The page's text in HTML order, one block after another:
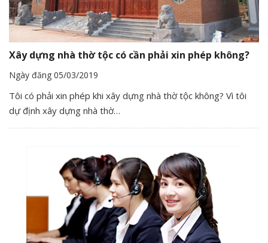
Xây dựng nhà thờ tộc có cần phải xin phép không?
Ngày đăng 05/03/2019
Tôi có phải xin phép khi xây dựng nhà thờ tộc không? Vì tôi
dự định xây dựng nhà thờ…